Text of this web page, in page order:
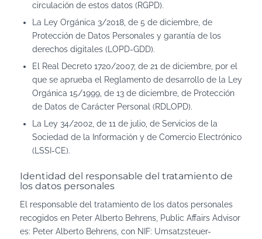
circulación de estos datos (RGPD).
La Ley Orgánica 3/2018, de 5 de diciembre, de
Protección de Datos Personales y garantía de los
derechos digitales (LOPD-GDD).
El Real Decreto 1720/2007, de 21 de diciembre, por el
que se aprueba el Reglamento de desarrollo de la Ley
Orgánica 15/1999, de 13 de diciembre, de Protección
de Datos de Carácter Personal (RDLOPD).
La Ley 34/2002, de 11 de julio, de Servicios de la
Sociedad de la Información y de Comercio Electrónico
(LSSI-CE).
Identidad del responsable del tratamiento de
los datos personales
El responsable del tratamiento de los datos personales
recogidos en Peter Alberto Behrens, Public Affairs Advisor
es: Peter Alberto Behrens, con NIF: Umsatzsteuer-